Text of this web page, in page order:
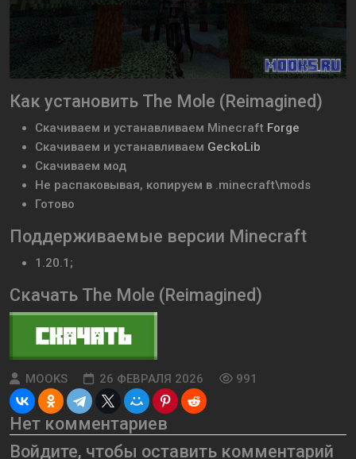
Как установить The Mole (Reimagined)
Скачиваем и устанавливаем Minecraft Forge
Скачиваем и устанавливаем GeckoLib
Скачиваем мод
Не распаковывая, копируем в .minecraft\mods
Готово
Поддерживаемые версии Minecraft
1.20.1;
Скачать The Mole (Reimagined)
MOOKS 26 ФЕВРАЛЯ 2026 991
Нет комментариев
Войдите, чтобы оставить комментарий